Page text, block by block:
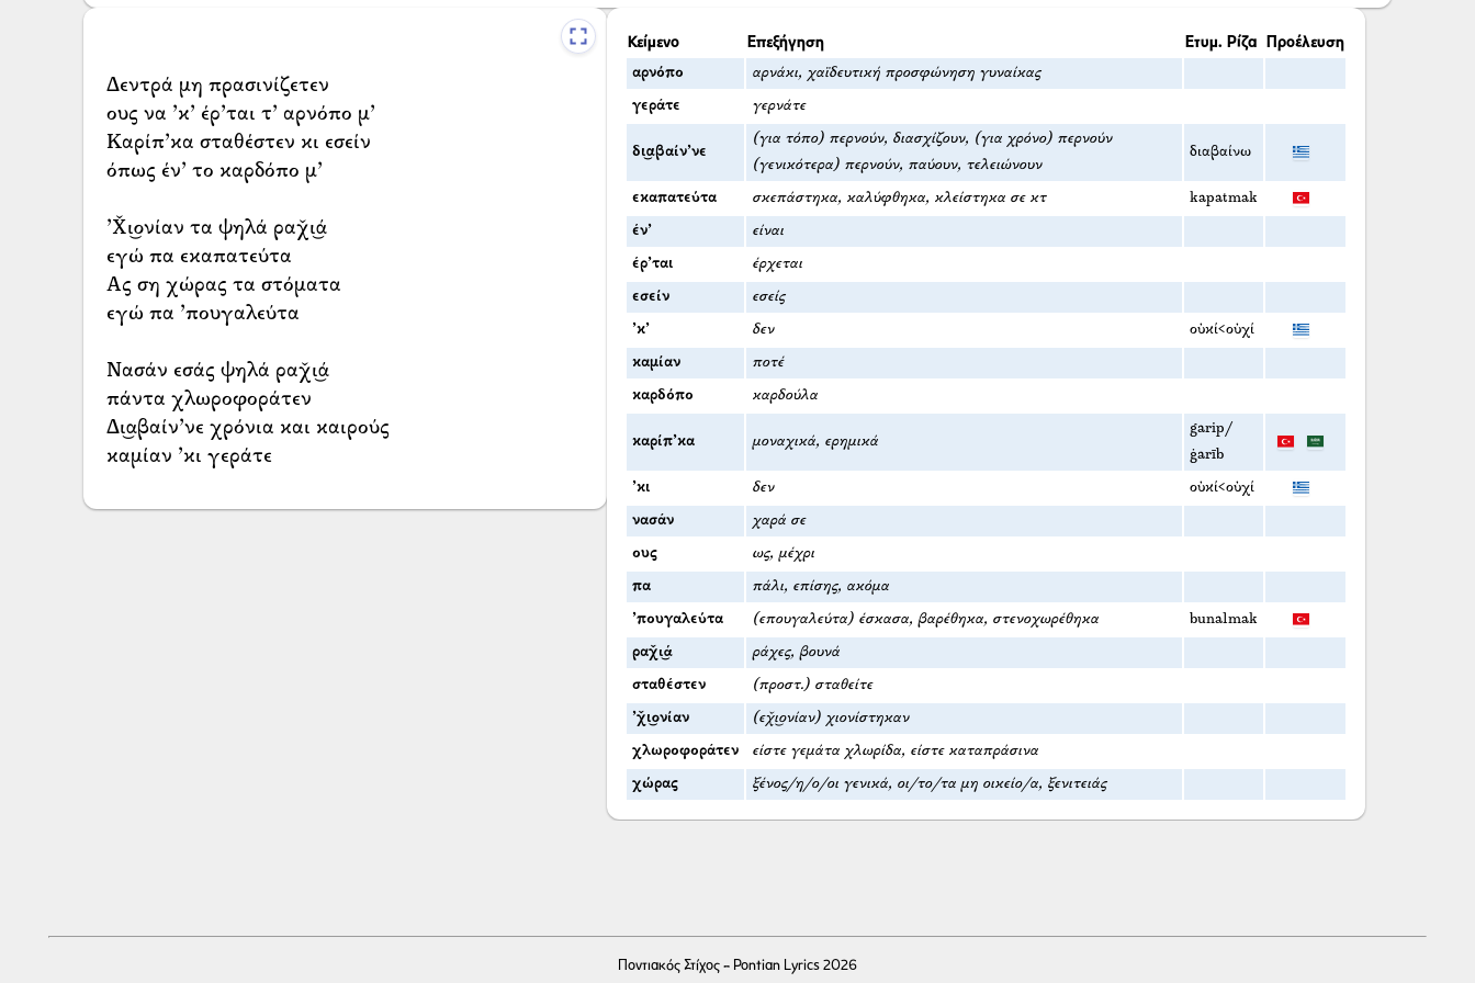
Δεντρά μη πρασινίζετεν
ους να ’κ’ έρ’ται τ’ αρνόπο μ’
Καρίπ’κα σταθέστεν κι εσείν
όπως έν’ το καρδόπο μ’
’Χ̌ι͜ονίαν τα ψηλά ραχ̌ι͜ά
εγώ πα εκαπατεύτα
Ας ση χώρας τα στόματα
εγώ πα ’πουγαλεύτα
Νασάν εσάς ψηλά ραχ̌ι͜ά
πάντα χλωροφοράτεν
Δι͜αβαίν’νε χρόνια και καιρούς
καμίαν ’κι γεράτε
Κείμενο Επεξήγηση Ετυμ. Ρίζα Προέλευση
αρνόπο αρνάκι, χαϊδευτική προσφώνηση γυναίκας
γεράτε γερνάτε
δι͜αβαίν’νε
(για τόπο) περνούν, διασχίζουν, (για χρόνο) περνούν
(γενικότερα) περνούν, παύουν, τελειώνουν
διαβαίνω
εκαπατεύτα σκεπάστηκα, καλύφθηκα, κλείστηκα σε κτ kapatmak
έν’ είναι
έρ’ται έρχεται
εσείν εσείς
’κ’ δεν οὐκί<οὐχί
καμίαν ποτέ
καρδόπο καρδούλα
καρίπ’κα μοναχικά, ερημικά
garip/
ġarīb
’κι δεν οὐκί<οὐχί
νασάν χαρά σε
ους ως, μέχρι
πα πάλι, επίσης, ακόμα
’πουγαλεύτα (επουγαλεύτα) έσκασα, βαρέθηκα, στενοχωρέθηκα bunalmak
ραχ̌ι͜ά ράχες, βουνά
σταθέστεν (προστ.) σταθείτε
’χ̌ι͜ονίαν (εχ̌ι͜ονίαν) χιονίστηκαν
χλωροφοράτεν είστε γεμάτα χλωρίδα, είστε καταπράσινα
χώρας ξένος/η/ο/οι γενικά, οι/το/τα μη οικείο/α, ξενιτειάς
Ποντιακός Στίχος - Pontian Lyrics 2026